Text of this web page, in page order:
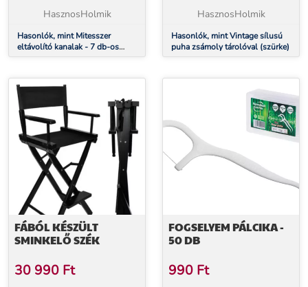
HasznosHolmik
Hasonlók, mint Mitesszer
eltávolító kanalak - 7 db-os
készlet
HasznosHolmik
Hasonlók, mint Vintage sílusú
puha zsámoly tárolóval (szürke)
FÁBÓL KÉSZÜLT
SMINKELŐ SZÉK
30 990 Ft
FOGSELYEM PÁLCIKA -
50 DB
990 Ft